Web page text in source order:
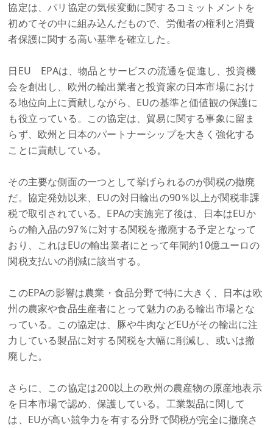
協定は、パリ協定の気候変動に関するコミットメントを
初めてその中に組み込んだもので、労働者の権利と消費
者保護に関する高い基準を確立した。
日EU EPAは、物品とサービスの流通を促進し、投資機
会を創出し、欧州の輸出業者と投資家の日本市場におけ
る地位向上に貢献しながら、EUの基準と価値観の保護に
も役立っている。この協定は、貿易に関する事象に留ま
らず、欧州と日本のパートナーシップを大きく強化する
ことに貢献している。
その主要な側面の一つとして挙げられるのが関税の撤廃
だ。協定発効以来、EUの対日輸出の90％以上が関税非課
税で取引されている。EPAの実施完了後は、日本はEUか
らの輸入品の97％に対する関税を撤廃する予定となって
おり、これはEUの輸出業者にとって年間約10億ユーロの
関税支払いの削減に該当する。
このEPAの影響は農業・食品分野で特に大きく、日本は欧
州の農家や食品生産者にとって魅力のある輸出市場とな
っている。この協定は、豚や牛肉などEUがその輸出に注
力している製品に対する関税を大幅に削減し、或いは撤
廃した。
さらに、この協定は200以上の欧州の農産物の原産地表示
を日本市場で認め、保護している。工業製品に関して
は、EUが高い競争力を有する分野で関税が完全に撤廃さ